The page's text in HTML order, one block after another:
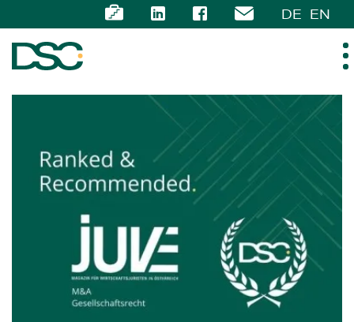
DE EN
ÜBER UNS
EXPERTISE
TEAM
NEWS
KARRIERE